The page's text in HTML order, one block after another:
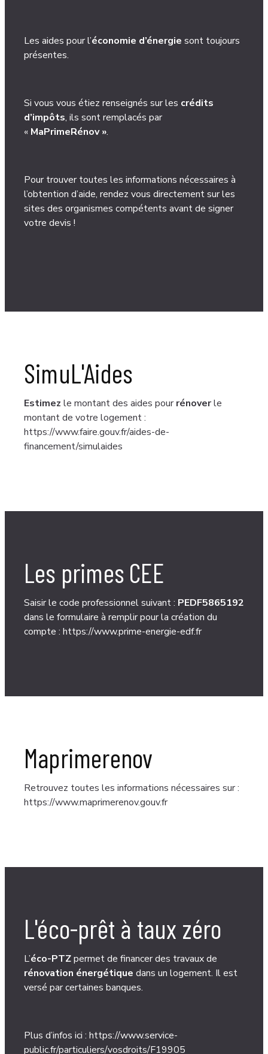
Les aides pour l’économie d’énergie sont toujours
présentes.
Si vous vous étiez renseignés sur les crédits
d’impôts, ils sont remplacés par
« MaPrimeRénov ».
Pour trouver toutes les informations nécessaires à
l’obtention d’aide, rendez vous directement sur les
sites des organismes compétents avant de signer
votre devis !
SimuL'Aides
Estimez le montant des aides pourrénoverle
montant de votre logement :
https://www.faire.gouv.fr/aides-de-
financement/simulaides
Les primes CEE​
Saisir le code professionnel suivant : PEDF5865192
dans le formulaire à remplir pour la création du
compte : https://www.prime-energie-edf.fr
Maprimerenov
Retrouvez toutes les informations nécessaires sur :
https://www.maprimerenov.gouv.fr
L'éco-prêt à taux zéro
L’éco-PTZpermet de financer des travaux de
rénovation énergétique dans un logement. Il est
versé par certaines banques.
Plus d’infos ici : https://www.service-
public.fr/particuliers/vosdroits/F19905